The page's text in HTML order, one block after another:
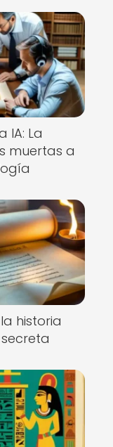
IA: La
muertas a
historia